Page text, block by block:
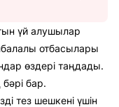
үй алушылар
отбасылары
өздері таңдады.
бар.
тез шешкені үшін